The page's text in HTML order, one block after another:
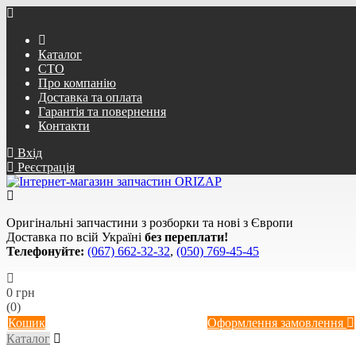
Каталог
СТО
Про компанію
Доставка та оплата
Гарантія та повернення
Контакти
Вхід
Реєстрація
Оригінальні запчастини з розборки та нові з Європи
Доставка по всій Україні без переплати!
Телефонуйте: (067) 662-32-32, (050) 769-45-45
0 грн
(0)
Кошик
Оформлення замовлення
Каталог